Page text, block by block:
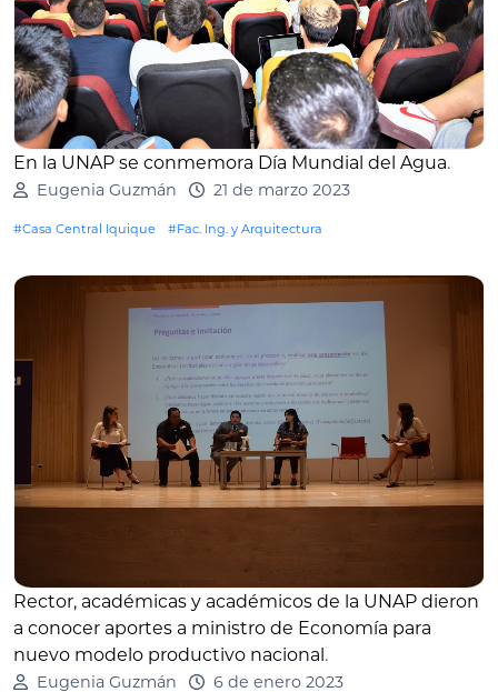
En la UNAP se conmemora Día Mundial del Agua.
Eugenia Guzmán 21 de marzo 2023
#Casa Central Iquique #Fac. Ing. y Arquitectura
Rector, académicas y académicos de la UNAP dieron
a conocer aportes a ministro de Economía para
nuevo modelo productivo nacional .
Eugenia Guzmán 6 de enero 2023